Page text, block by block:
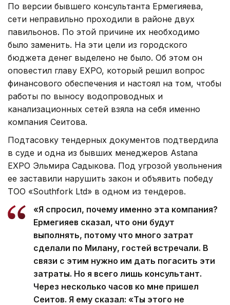
По версии бывшего консультанта Ермегияева,
сети неправильно проходили в районе двух
павильонов. По этой причине их необходимо
было заменить. На эти цели из городского
бюджета денег выделено не было. Об этом он
оповестил главу EXPO, который решил вопрос
финансового обеспечения и настоял на том, чтобы
работы по выносу водопроводных и
канализационных сетей взяла на себя именно
компания Сеитова.
Подтасовку тендерных документов подтвердила
в суде и одна из бывших менеджеров Astana
EXPO Эльмира Садыкова. Под угрозой увольнения
ее заставили нарушить закон и объявить победу
ТОО «Southfork Ltd» в одном из тендеров.
«Я спросил, почему именно эта компания?
Ермегияев сказал, что они будут
выполнять, потому что много затрат
сделали по Милану, гостей встречали. В
связи с этим нужно им дать погасить эти
затраты. Но я всего лишь консультант.
Через несколько часов ко мне пришел
Сеитов. Я ему сказал: «Ты этого не